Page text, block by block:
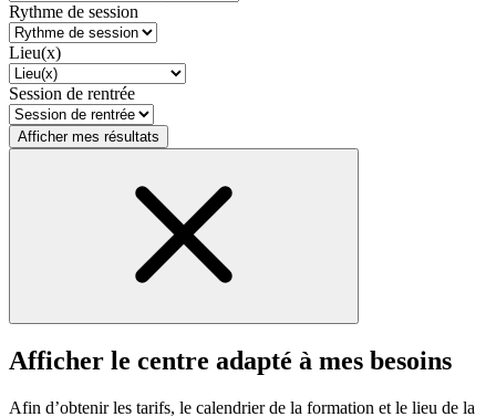
Rythme de session
Lieu(x)
Session de rentrée
Afficher mes résultats
Afficher le centre adapté à mes besoins
Afin d’obtenir les tarifs, le calendrier de la formation et le lieu de la